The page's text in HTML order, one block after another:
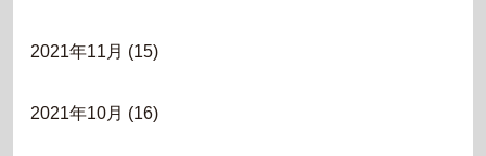
2021年11月 (15)
2021年10月 (16)